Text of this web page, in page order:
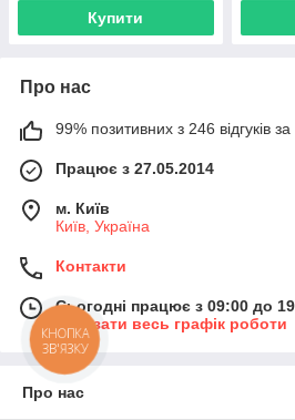
Купити
Про нас
99% позитивних з 246 відгуків за
Працює з 27.05.2014
м. Київ
Київ, Україна
Контакти
Сьогодні працює з 09:00 до
Показати весь графік роботи
Про нас
КНОПКА
ЗВ'ЯЗКУ